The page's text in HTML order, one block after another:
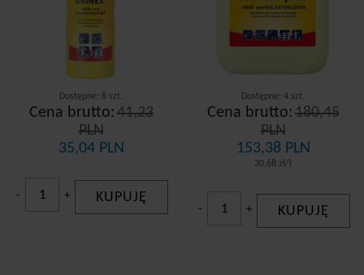
Dostępne: 8 szt.
Cena brutto: 41,23
PLN
35,04 PLN
- + KUPUJĘ
Dostępne: 4 szt.
Cena brutto: 180,45
PLN
153,38 PLN
30,68 zł/l
- + KUPUJĘ